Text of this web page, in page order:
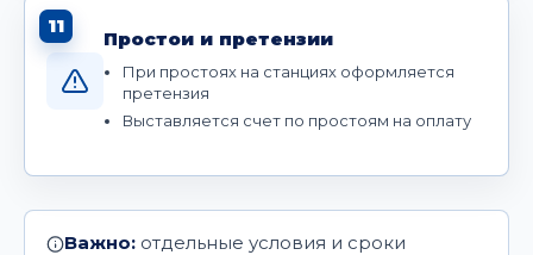
11
Простои и претензии
При простоях на станциях оформляется
претензия
Выставляется счет по простоям на оплату
Важно: отдельные условия и сроки